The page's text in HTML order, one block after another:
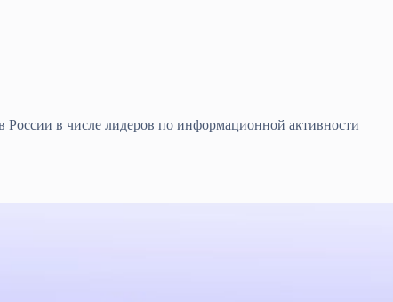
в числе лидеров по информационной активности